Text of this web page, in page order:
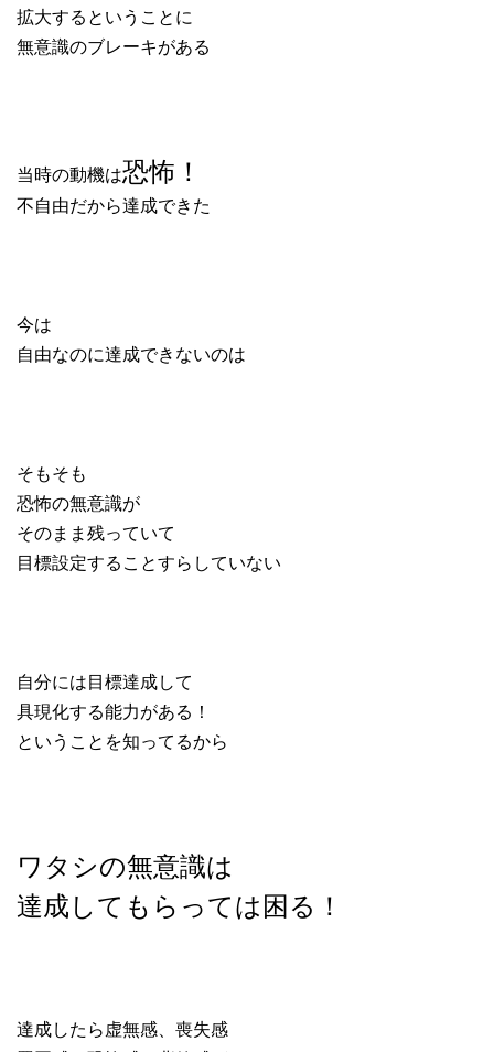
拡大するということに
無意識のブレーキがある
当時の動機は恐怖！
不自由だから達成できた
今は
自由なのに達成できないのは
そもそも
恐怖の無意識が
そのまま残っていて
目標設定することすらしていない
自分には目標達成して
具現化する能力がある！
ということを知ってるから
ワタシの無意識は
達成してもらっては困る！
達成したら虚無感、喪失感